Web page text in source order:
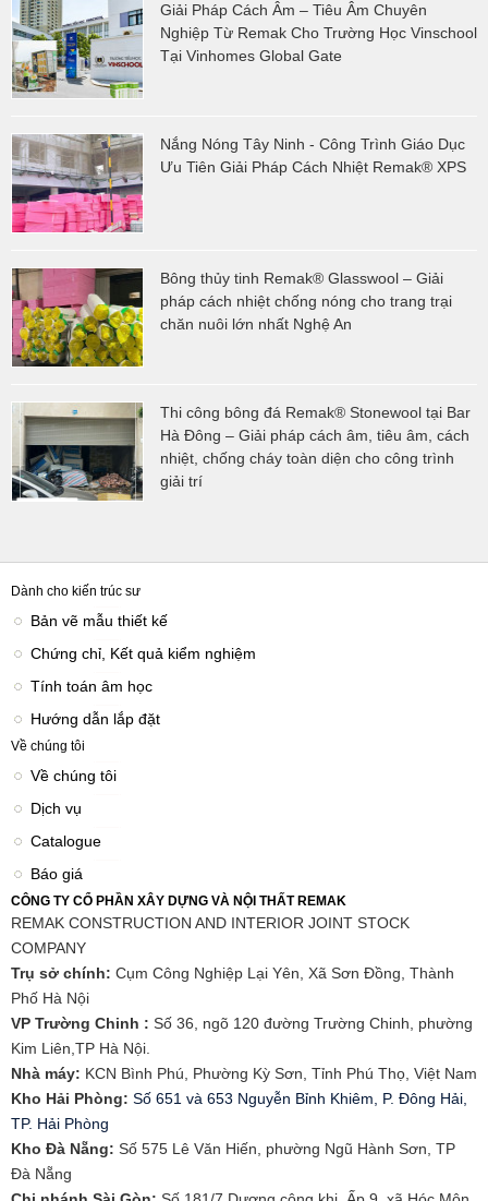
Giải Pháp Cách Âm – Tiêu Âm Chuyên
Nghiệp Từ Remak Cho Trường Học Vinschool
Tại Vinhomes Global Gate
Nắng Nóng Tây Ninh - Công Trình Giáo Dục
Ưu Tiên Giải Pháp Cách Nhiệt Remak® XPS
Bông thủy tinh Remak® Glasswool – Giải
pháp cách nhiệt chống nóng cho trang trại
chăn nuôi lớn nhất Nghệ An
Thi công bông đá Remak® Stonewool tại Bar
Hà Đông – Giải pháp cách âm, tiêu âm, cách
nhiệt, chống cháy toàn diện cho công trình
giải trí
Dành cho kiến trúc sư
Bản vẽ mẫu thiết kế
Chứng chỉ, Kết quả kiểm nghiệm
Tính toán âm học
Hướng dẫn lắp đặt
Về chúng tôi
Về chúng tôi
Dịch vụ
Catalogue
Báo giá
CÔNG TY CỔ PHẦN XÂY DỰNG VÀ NỘI THẤT REMAK
REMAK CONSTRUCTION AND INTERIOR JOINT STOCK
COMPANY
Trụ sở chính: Cụm Công Nghiệp Lại Yên, Xã Sơn Đồng, Thành
Phố Hà Nội
VP Trường Chinh : Số 36, ngõ 120 đường Trường Chinh, phường
Kim Liên,TP Hà Nội.
Nhà máy: KCN Bình Phú, Phường Kỳ Sơn, Tỉnh Phú Thọ, Việt Nam
Kho Hải Phòng: Số 651 và 653 Nguyễn Bỉnh Khiêm, P. Đông Hải,
TP. Hải Phòng
​Kho Đà Nẵng: Số 575 Lê Văn Hiến, phường Ngũ Hành Sơn, TP
Đà Nẵng